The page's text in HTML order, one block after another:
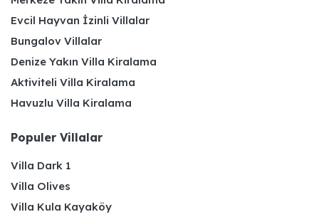
Evcil Hayvan İzinli Villalar
Bungalov Villalar
Denize Yakın Villa Kiralama
Aktiviteli Villa Kiralama
Havuzlu Villa Kiralama
Populer Villalar
Villa Dark 1
Villa Olives
Villa Kula Kayaköy